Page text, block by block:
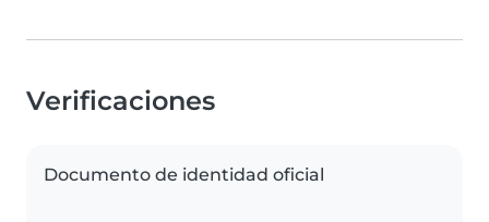
Verificaciones
Documento de identidad oficial